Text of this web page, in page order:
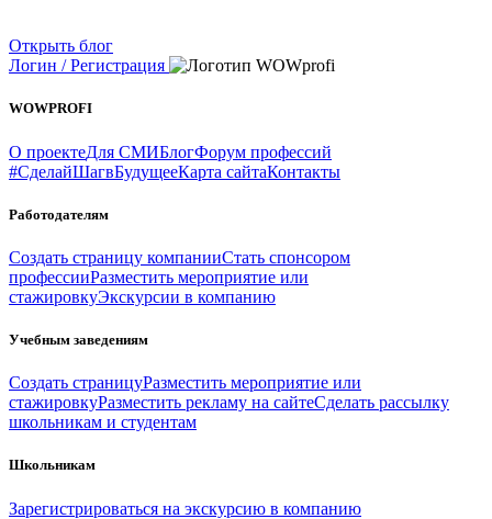
Открыть блог
Логин / Регистрация
WOWPROFI
О проектеДля СМИБлогФорум профессий
#СделайШагвБудущееКарта сайтаКонтакты
Работодателям
Создать страницу компанииСтать спонсором
профессииРазместить мероприятие или
стажировкуЭкскурсии в компанию
Учебным заведениям
Создать страницуРазместить мероприятие или
стажировкуРазместить рекламу на сайтеСделать рассылку
школьникам и студентам
Школьникам
Зарегистрироваться на экскурсию в компанию